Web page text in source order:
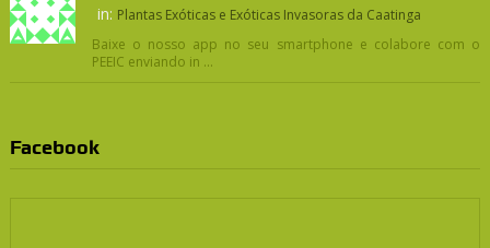
in: Plantas Exóticas e Exóticas Invasoras da Caatinga
Baixe o nosso app no seu smartphone e colabore com o
PEEIC enviando in ...
Facebook